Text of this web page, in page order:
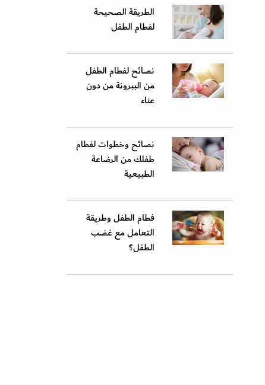
الطريقة الصحيحة
لفطام الطفل
نصائح لفطام الطفل
من الببرونة من دون
عناء
نصائح وخطوات لفطام
طفلك من الرضاعة
الطبيعية
فطام الطفل وطريقة
التعامل مع غضب
الطفل؟